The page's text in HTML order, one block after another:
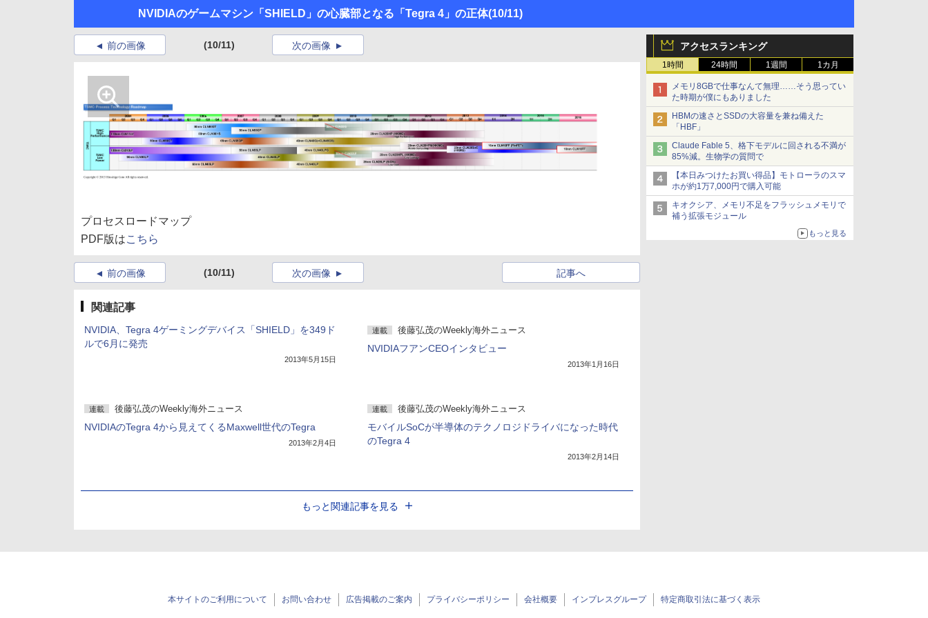
NVIDIAのゲームマシン「SHIELD」の心臓部となる「Tegra 4」の正体(10/11)
アクセスランキング
1時間 24時間 1週間 1カ月
メモリ8GBで仕事なんて無理……そう思ってい
た時期が僕にもありました
HBMの速さとSSDの大容量を兼ね備えた
「HBF」
Claude Fable 5、格下モデルに回される不満が
85%減。生物学の質問で
【本日みつけたお買い得品】モトローラのスマ
ホが約1万7,000円で購入可能
キオクシア、メモリ不足をフラッシュメモリで
補う拡張モジュール
もっと見る
前の画像 (10/11) 次の画像
プロセスロードマップ
PDF版はこちら
前の画像 (10/11) 記事へ
次の画像
関連記事
NVIDIA、Tegra 4ゲーミングデバイス「SHIELD」を349ド
ルで6月に発売
2013年5月15日
連載 後藤弘茂のWeekly海外ニュース
NVIDIAフアンCEOインタビュー
2013年1月16日
連載 後藤弘茂のWeekly海外ニュース
NVIDIAのTegra 4から見えてくるMaxwell世代のTegra
2013年2月4日
連載 後藤弘茂のWeekly海外ニュース
モバイルSoCが半導体のテクノロジドライバになった時代
のTegra 4
2013年2月14日
もっと関連記事を見る
本サイトのご利用について お問い合わせ 広告掲載のご案内 プライバシーポリシー 会社概要 インプレスグループ 特定商取引法に基づく表示